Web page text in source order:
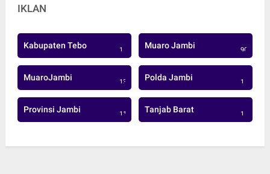
IKLAN
Kabupaten Tebo 1 Muaro Jambi 906
MuaroJambi 137 Polda Jambi 1
Provinsi Jambi 113 Tanjab Barat 1